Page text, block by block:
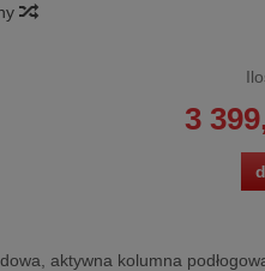
3
aktywna kolumna